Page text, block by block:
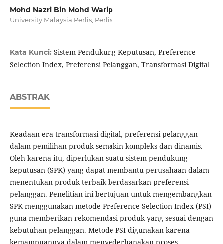
Mohd Nazri Bin Mohd Warip
University Malaysia Perlis, Perlis
Kata Kunci: Sistem Pendukung Keputusan, Preference
Selection Index, Preferensi Pelanggan, Transformasi Digital
ABSTRAK
Keadaan era transformasi digital, preferensi pelanggan
dalam pemilihan produk semakin kompleks dan dinamis.
Oleh karena itu, diperlukan suatu sistem pendukung
keputusan (SPK) yang dapat membantu perusahaan dalam
menentukan produk terbaik berdasarkan preferensi
pelanggan. Penelitian ini bertujuan untuk mengembangkan
SPK menggunakan metode Preference Selection Index (PSI)
guna memberikan rekomendasi produk yang sesuai dengan
kebutuhan pelanggan. Metode PSI digunakan karena
kemampuannya dalam menyederhanakan proses